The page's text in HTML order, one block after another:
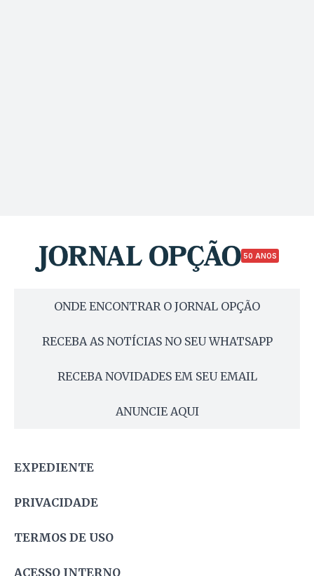
50 ANOS
ONDE ENCONTRAR O JORNAL OPÇÃO
RECEBA AS NOTÍCIAS NO SEU WHATSAPP
RECEBA NOVIDADES EM SEU EMAIL
ANUNCIE AQUI
EXPEDIENTE
PRIVACIDADE
TERMOS DE USO
ACESSO INTERNO